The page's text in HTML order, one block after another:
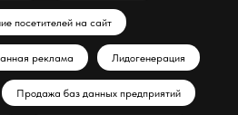
посетителей на сайт
реклама Лидогенерация
Продажа баз данных предприятий